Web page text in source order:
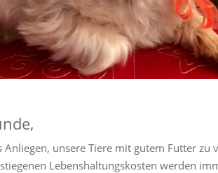
Anliegen, unsere Tiere mit gutem Futter zu
Lebenshaltungskosten werden